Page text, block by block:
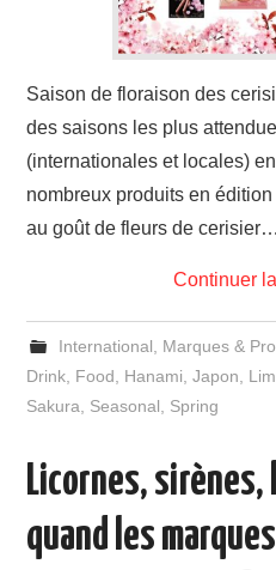
Saison de floraison des
des saisons les plus
(internationales et locales)
nombreux produits en
au goût de fleurs de cerisier…
Continuer
International Marques &
Drink Food Hanami ,Japon
Sakura
Seasonal Spring
Licornes,
quand les